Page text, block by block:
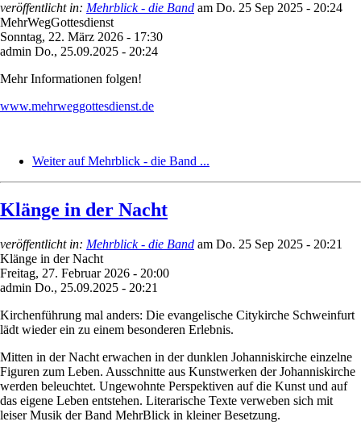
veröffentlicht in: Mehrblick - die Band am Do. 25 Sep 2025 - 20:24
MehrWegGottesdienst
Sonntag, 22. März 2026 - 17:30
admin Do., 25.09.2025 - 20:24
Mehr Informationen folgen!
www.mehrweggottesdienst.de
Weiter auf Mehrblick - die Band ...
Klänge in der Nacht
veröffentlicht in: Mehrblick - die Band am Do. 25 Sep 2025 - 20:21
Klänge in der Nacht
Freitag, 27. Februar 2026 - 20:00
admin Do., 25.09.2025 - 20:21
Kirchenführung mal anders: Die evangelische Citykirche Schweinfurt
lädt wieder ein zu einem besonderen Erlebnis.
Mitten in der Nacht erwachen in der dunklen Johanniskirche einzelne
Figuren zum Leben. Ausschnitte aus Kunstwerken der Johanniskirche
werden beleuchtet. Ungewohnte Perspektiven auf die Kunst und auf
das eigene Leben entstehen. Literarische Texte verweben sich mit
leiser Musik der Band MehrBlick in kleiner Besetzung.